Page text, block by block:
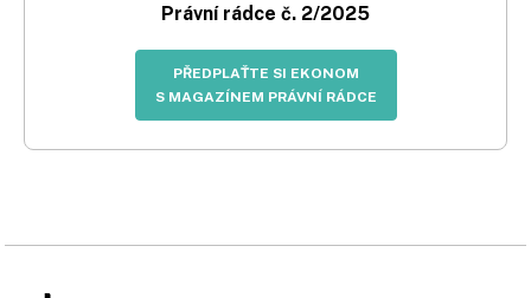
Právní rádce č. 2/2025
PŘEDPLAŤTE SI EKONOM
S MAGAZÍNEM PRÁVNÍ RÁDCE